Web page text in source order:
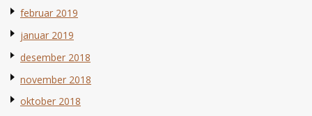
februar 2019
januar 2019
desember 2018
november 2018
oktober 2018